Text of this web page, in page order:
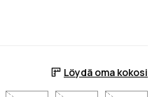
Löydä oma kokosi